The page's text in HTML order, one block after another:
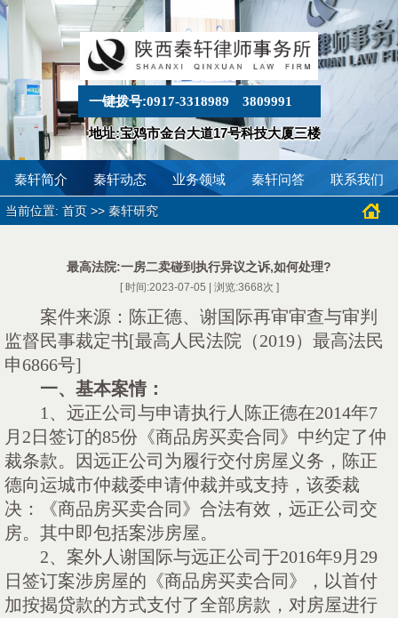
一键拨号:0917-3318989 3809991
地址:宝鸡市金台大道17号科技大厦三楼
秦轩简介 秦轩动态 业务领域 秦轩问答 联系我们
当前位置: 首页 >> 秦轩研究
最高法院:一房二卖碰到执行异议之诉,如何处理?
[ 时间:2023-07-05 | 浏览:3668次 ]
案件来源： 陈正德、谢国际再审审查与审判
监督民事裁定书[最高人民法院（2019）最高法民
申6866号]
一、基本案情：
1 、远正公司与申请执行人陈正德在2014年7
月2日签订的85份《商品房买卖合同》中约定了仲
裁条款。因远正公司为履行交付房屋义务，陈正
德向运城市仲裁委申请仲裁并或支持，该委裁
决：《商品房买卖合同》合法有效，远正公司交
房。其中即包括案涉房屋。
2、案外人谢国际与远正公司于2016年9月29
日签订案涉房屋的《商品房买卖合同》，以首付
加按揭贷款的方式支付了全部房款，对房屋进行